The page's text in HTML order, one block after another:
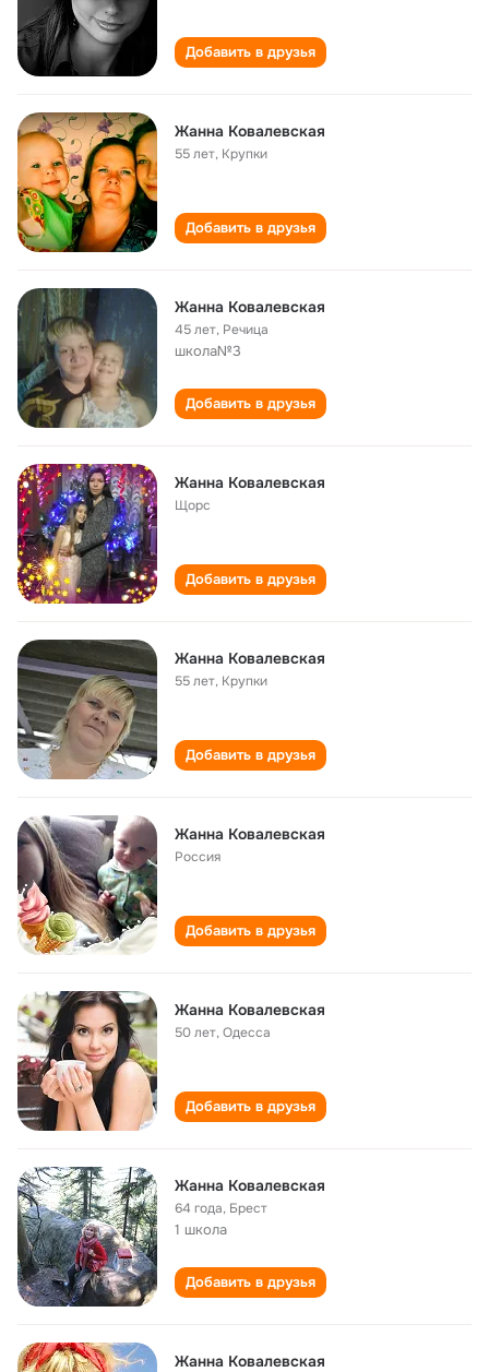
Добавить в друзья
Жанна Ковалевская
55 лет, Крупки
Добавить в друзья
Жанна Ковалевская
45 лет, Речица
школа№3
Добавить в друзья
Жанна Ковалевская
Щорс
Добавить в друзья
Жанна Ковалевская
55 лет, Крупки
Добавить в друзья
Жанна Ковалевская
Россия
Добавить в друзья
Жанна Ковалевская
50 лет,Одесса
Добавить в друзья
Жанна Ковалевская
64 года, Брест
1 школа
Добавить в друзья
Жанна Ковалевская